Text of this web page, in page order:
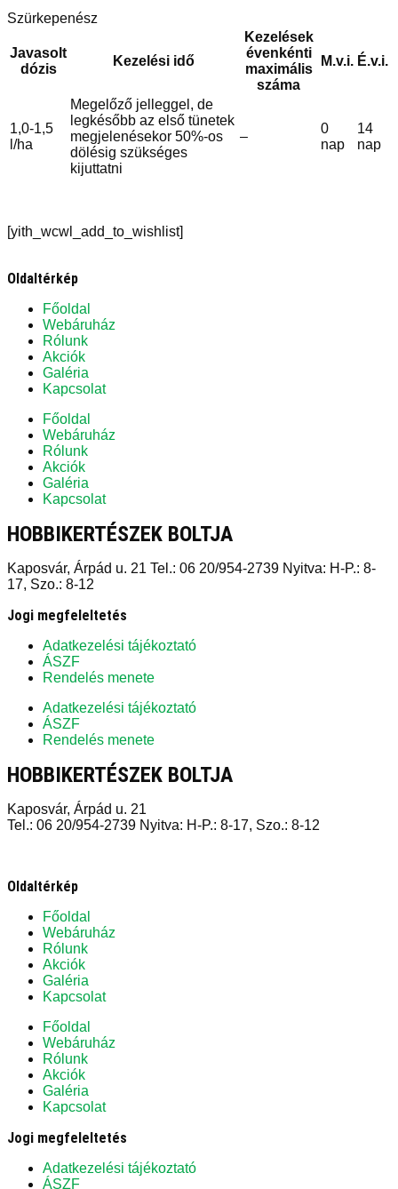
Szürkepenész
Javasolt
dózis
Kezelési idő
Kezelések
évenkénti
maximális
száma
M.v.i. É.v.i.
1,0-1,5
l/ha
Megelőző jelleggel, de
legkésőbb az első tünetek
megjelenésekor 50%-os
dölésig szükséges
kijuttatni
–
0
nap
14
nap
[yith_wcwl_add_to_wishlist]
Oldaltérkép
Főoldal
Webáruház
Rólunk
Akciók
Galéria
Kapcsolat
Főoldal
Webáruház
Rólunk
Akciók
Galéria
Kapcsolat
HOBBIKERTÉSZEK BOLTJA
Kaposvár, Árpád u. 21 Tel.: 06 20/954-2739 Nyitva: H-P.: 8-
17, Szo.: 8-12
Jogi megfeleltetés
Adatkezelési tájékoztató
ÁSZF
Rendelés menete
Adatkezelési tájékoztató
ÁSZF
Rendelés menete
HOBBIKERTÉSZEK BOLTJA
Kaposvár, Árpád u. 21
Tel.: 06 20/954-2739 Nyitva: H-P.: 8-17, Szo.: 8-12
Oldaltérkép
Főoldal
Webáruház
Rólunk
Akciók
Galéria
Kapcsolat
Főoldal
Webáruház
Rólunk
Akciók
Galéria
Kapcsolat
Jogi megfeleltetés
Adatkezelési tájékoztató
ÁSZF